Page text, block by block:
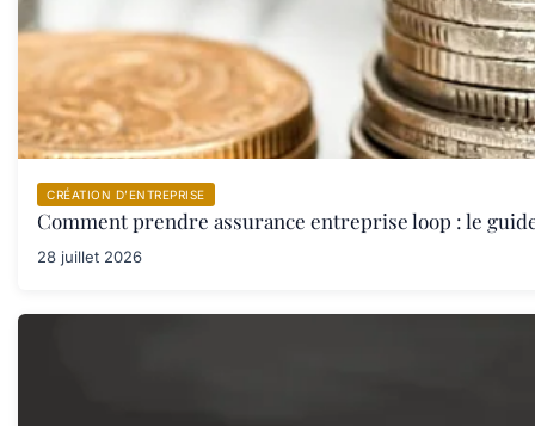
CRÉATION D’ENTREPRISE
Comment prendre assurance entreprise loop : le
28 juillet 2026